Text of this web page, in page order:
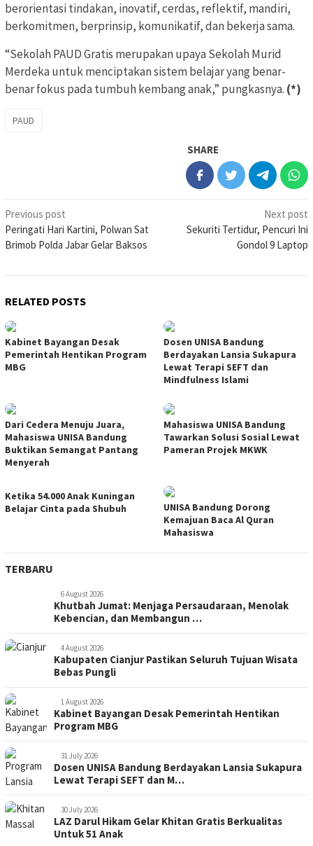
berorientasi tindakan, inovatif, cerdas, reflektif, mandiri,
berkomitmen, berprinsip, komunikatif, dan bekerja sama.
“Sekolah PAUD Gratis merupakan upaya Sekolah Murid
Merdeka untuk menciptakan sistem belajar yang benar-
benar fokus pada tumbuh kembang anak,” pungkasnya. (*)
PAUD
SHARE
Post
navigation
Previous post
Peringati Hari Kartini, Polwan Sat
Brimob Polda Jabar Gelar Baksos
Next post
Sekuriti Tertidur, Pencuri Ini
Gondol 9 Laptop
RELATED POSTS
Kabinet Bayangan Desak
Pemerintah Hentikan Program
MBG
Dosen UNISA Bandung
Berdayakan Lansia Sukapura
Lewat Terapi SEFT dan
Mindfulness Islami
Dari Cedera Menuju Juara,
Mahasiswa UNISA Bandung
Buktikan Semangat Pantang
Menyerah
Mahasiswa UNISA Bandung
Tawarkan Solusi Sosial Lewat
Pameran Projek MKWK
Ketika 54.000 Anak Kuningan
Belajar Cinta pada Shubuh
UNISA Bandung Dorong
Kemajuan Baca Al Quran
Mahasiswa
TERBARU
6 August 2026
Khutbah Jumat: Menjaga Persaudaraan, Menolak
Kebencian, dan Membangun …
4 August 2026
Kabupaten Cianjur Pastikan Seluruh Tujuan Wisata
Bebas Pungli
1 August 2026
Kabinet Bayangan Desak Pemerintah Hentikan
Program MBG
31 July 2026
Dosen UNISA Bandung Berdayakan Lansia Sukapura
Lewat Terapi SEFT dan M…
30 July 2026
LAZ Darul Hikam Gelar Khitan Gratis Berkualitas
Untuk 51 Anak